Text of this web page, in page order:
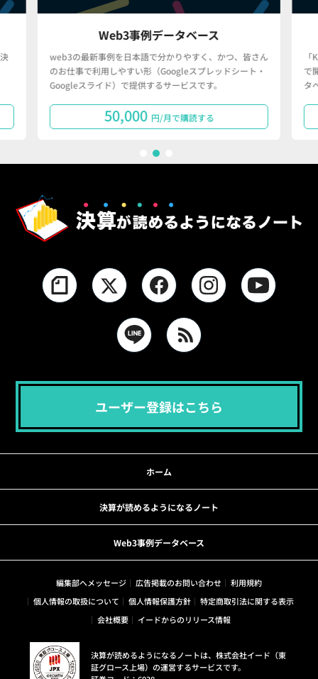
Web3事例データベース
web3の最新事例を日本語で分かりやすく、かつ、皆さん
のお仕事で利用しやすい形（Googleスプレッドシート・
Googleスライド）で提供するサービスです。
50,000 円/月で購読する
で
タ
ユーザー登録はこちら
ホーム
決算が読めるようになるノート
Web3事例データベース
編集部へメッセージ 広告掲載のお問い合わせ
利用規約
個人情報の取扱について
個人情報保護方針
特定商取引法に関する表示
会社概要
イードからのリリース情報
決算が読めるようになるノートは、株式会社イード（東
証グロース上場）の運営するサービスです。